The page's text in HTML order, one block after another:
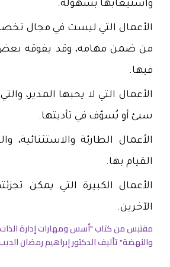
واستيعابها بسهولة.
الأعمال التي ليست في مجال
من ضمن مهامه، وقد يفوقه
فيها.
الأعمال التي لا يحبها المدير،
سيئ أو يُسوّف في تأديتها.
الأعمال الطارئة والاستثنائية،
القيام بها.
الأعمال الكبيرة التي يمكن
الآخرين.
مقتبس من كتاب "أسس ومهارات إدارة الذات
والنهضة" تأليف الدكتور إبراهيم رمضان